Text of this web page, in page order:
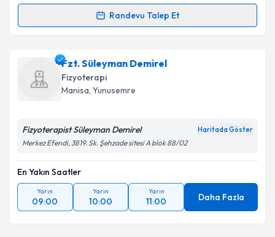
Randevu Talep Et
Randevu Takvimi Talebi
Fzt. Merve Polat Çelikiçin randevu takvimi talebi
oluşturun. Size bu uzmandan randevu almanız için bir
takvim hazırlandığında e-posta ile bilgilendireceğiz.
Kişisel verilerimin işlenmesine ilişkin
Metni'ni okudum ve kişisel verilerimin belirtilen
kapsamda işlenmesini kabul ediyorum.
Fzt. Süleyman Demirel
Fizyoterapi
Manisa, Yunusemre
Fizyoterapist Süleyman Demirel Haritada Göster
Merkez Efendi, 3819. Sk. Şehzade sitesi A blok 88/02
En Yakın Saatler
Yarın
09:00
Yarın
10:00
Yarın
11:00 Daha Fazla